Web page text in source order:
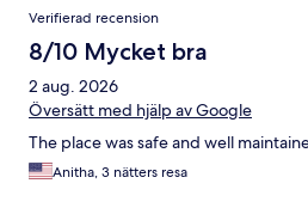
Verifierad recension
8/10 Mycket bra
2 aug. 2026
Översätt med hjälp av Google
The place was safe and well
Anitha, 3 nätters resa